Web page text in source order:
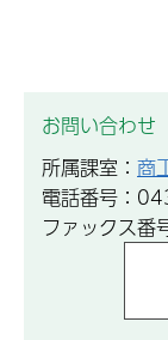
お問い合わせ
所属課室： 商
電話番号：
ファックス